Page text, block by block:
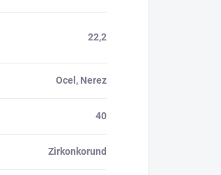
22,2
Ocel, Nerez
40
Zirkonkorund